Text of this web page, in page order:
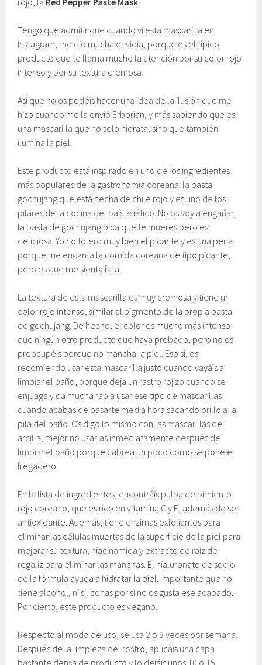
Tengo que admitir que cuando vi esta mascarilla en
Instagram, me dio mucha envidia, porque es el típico
producto que te llama mucho la atención por su color rojo
intenso y por su textura cremosa.
Así que no os podéis hacer una idea de la ilusión que me
hizo cuando me la envió Erborian, y más sabiendo que es
una mascarilla que no solo hidrata, sino que también
ilumina la piel.
Este producto está inspirado en uno de los ingredientes
más populares de la gastronomía coreana: la pasta
gochujang que está hecha de chile rojo y es uno de los
pilares de la cocina del país asiático. No os voy a engañar,
la pasta de gochujang pica que te mueres pero es
deliciosa. Yo no tolero muy bien el picante y es una pena
porque me encanta la comida coreana de tipo picante,
pero es que me sienta fatal.
La textura de esta mascarilla es muy cremosa y tiene un
color rojo intenso, similar al pigmento de la propia pasta
de gochujang. De hecho, el color es mucho más intenso
que ningún otro producto que haya probado, pero no os
preocupéis porque no mancha la piel. Eso sí, os
recomiendo usar esta mascarilla justo cuando vayáis a
limpiar el baño, porque deja un rastro rojizo cuando se
enjuaga y da mucha rabia usar ese tipo de mascarillas
cuando acabas de pasarte media hora sacando brillo a la
pila del baño. Os digo lo mismo con las mascarillas de
arcilla, mejor no usarlas inmediatamente después de
limpiar el baño porque cabrea un poco como se pone el
fregadero.
En la lista de ingredientes, encontráis pulpa de pimiento
rojo coreano, que es rico en vitamina C y E, además de ser
antioxidante. Además, tiene enzimas exfoliantes para
eliminar las células muertas de la superficie de la piel para
mejorar su textura, niacinamida y extracto de raiz de
regaliz para eliminar las manchas. El hialuronato de sodio
de la fórmula ayuda a hidratar la piel. Importante que no
tiene alcohol, ni siliconas por si no os gusta ese acabado.
Por cierto, este producto es vegano.
Respecto al modo de uso, se usa 2 o 3 veces por semana.
Después de la limpieza del rostro, aplicáis una capa